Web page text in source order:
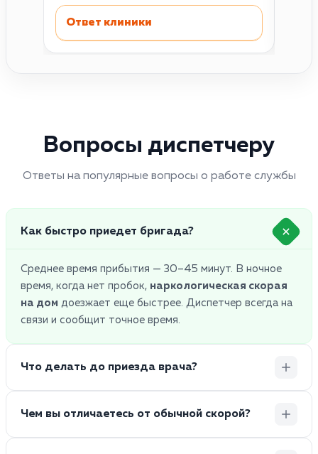
Ответ клиники
Вопросы диспетчеру
Ответы на популярные вопросы о работе службы
Как быстро приедет бригада?
Среднее время прибытия — 30–45 минут. В ночное
время, когда нет пробок, наркологическая скорая
на дом доезжает еще быстрее. Диспетчер всегда на
связи и сообщит точное время.
Что делать до приезда врача?
Чем вы отличаетесь от обычной скорой?